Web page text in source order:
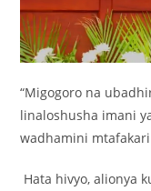
“Migogoro na
linaloshusha imani
wadhamini
Hata hivyo, alionya